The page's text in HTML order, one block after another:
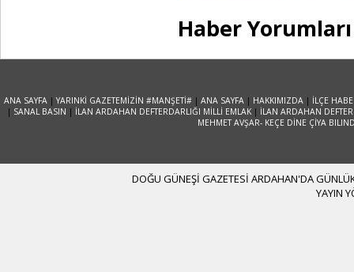
Haber Yorumları
ANA SAYFA |YARINKİ GAZETEMİZİN #MANŞETİ# |ANA SAYFA | HAKKIMIZDA | İLÇE
| SANAL BASIN | İLAN ARDAHAN DEFTERDARLIĞI MİLLİ EMLAK | İLAN ARDAHAN
MEHMET AVŞAR- KEÇE DİNE ÇİYA
DOĞU GÜNEŞİ GAZETESİ ARDAHAN'DA
YAYIN